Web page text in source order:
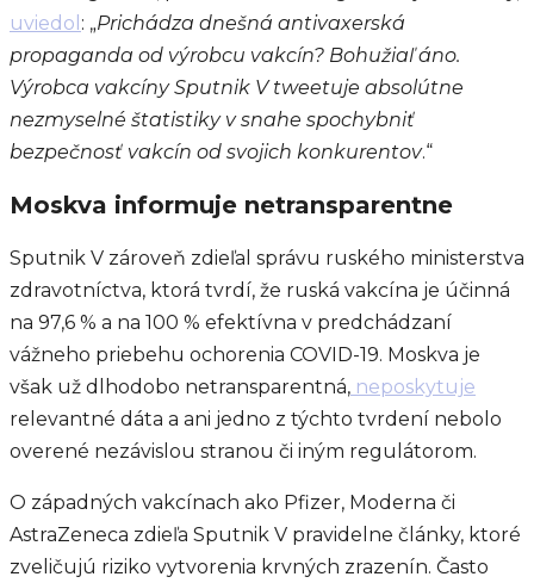
uviedol : „Prichádza dnešná antivaxerská
propaganda od výrobcu vakcín? Bohužiaľ áno.
Výrobca vakcíny Sputnik V tweetuje absolútne
nezmyselné štatistiky v snahe spochybniť
bezpečnosť vakcín od svojich konkurentov.“
Moskva informuje netransparentne
Sputnik V zároveň zdieľal správu ruského ministerstva
zdravotníctva, ktorá tvrdí, že ruská vakcína je účinná
na 97,6 % a na 100 % efektívna v predchádzaní
vážneho priebehu ochorenia COVID-19. Moskva je
však už dlhodobo netransparentná, neposkytuje
relevantné dáta a ani jedno z týchto tvrdení nebolo
overené nezávislou stranou či iným regulátorom.
O západných vakcínach ako Pfizer, Moderna či
AstraZeneca zdieľa Sputnik V pravidelne články, ktoré
zveličujú riziko vytvorenia krvných zrazenín. Často